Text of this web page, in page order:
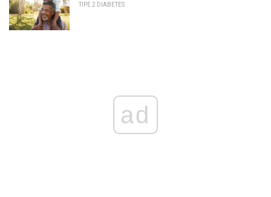
TIPE 2 DIABETES
ad